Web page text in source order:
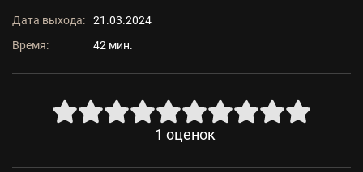
Дата выхода:
21.03.2024
Время:
42 мин.
1 оценок